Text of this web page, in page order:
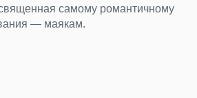
самому романтичному
— маякам.